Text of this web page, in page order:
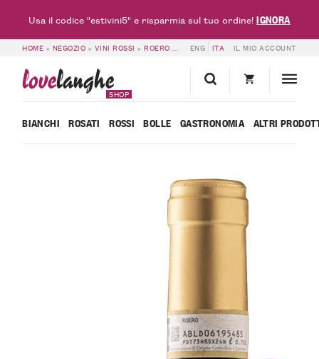
HOME » NEGOZIO » VINI ROSSI »ROERO DOCG »ROERO DOCG COLLA 2021 –
ENG ITA IL MIO ACCOUNT
lovelanghe
SHOP
BIANCHI ROSATI ROSSI BOLLE GASTRONOMIA ALTRI
Usa il codice "estivini5" e risparmia sul tuo ordine!IGNORA